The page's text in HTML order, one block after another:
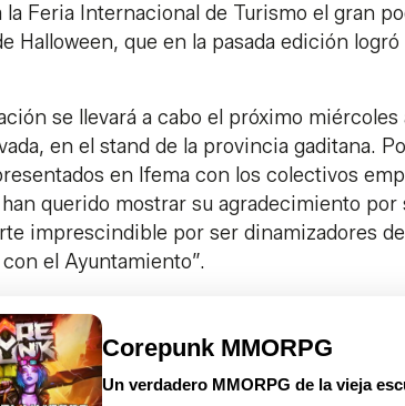
la Feria Internacional de Turismo el gran
Halloween, que en la pasada edición
se llevará a cabo el próximo
en el stand de la provincia gaditana.
en Ifema con los colectivos
querido mostrar su agradecimiento
imprescindible por ser dinamizadores
el Ayuntamiento”.
Corepunk MMORPG
Un verdadero MMORPG de la vieja